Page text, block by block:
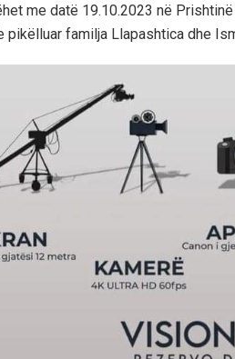
me datë 19.10.2023 në
pikëlluar familja Llapashtica dhe